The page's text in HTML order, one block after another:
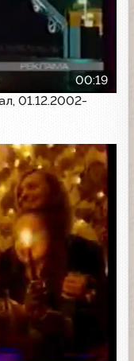
00:19
01.12.2002-